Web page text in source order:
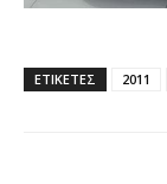
ΕΤΙΚΕΤΕΣ 2011